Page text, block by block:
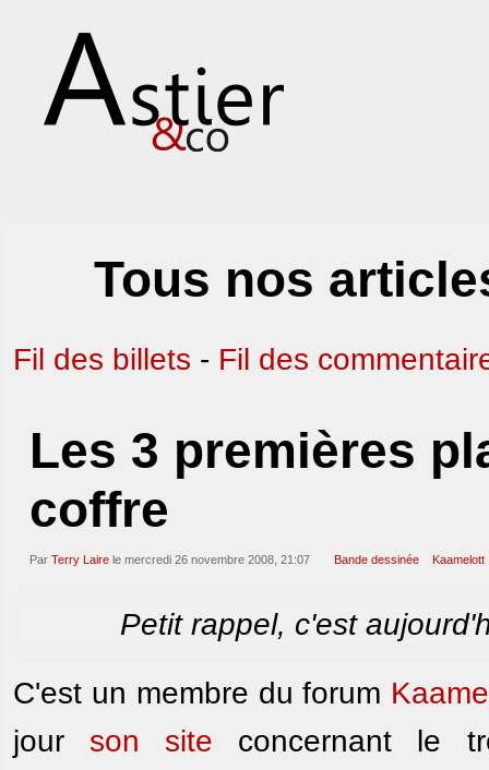
Tous nos
Fil des billets - Fil des
Les 3 premières
coffre
Par Terry Laire le mercredi 26 novembre 2008, 21:07 Bande dessinée Kaamelott
Petit rappel, c'est
C'est un membre du forum
jour son site concernant le